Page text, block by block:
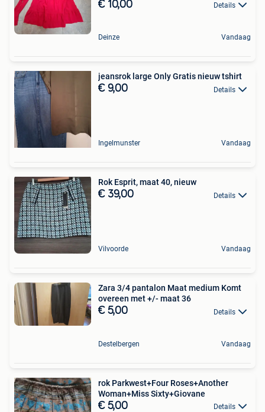
€ 10,00 Details
Deinze Vandaag
jeansrok large Only Gratis nieuw tshirt
€ 9,00 Details
Ingelmunster Vandaag
Rok Esprit, maat 40, nieuw
€ 39,00 Details
Vilvoorde Vandaag
Zara 3/4 pantalon Maat medium Komt
overeen met +/- maat 36
€ 5,00 Details
Destelbergen Vandaag
rok Parkwest+Four Roses+Another
Woman+Miss Sixty+Giovane
€ 5,00 Details